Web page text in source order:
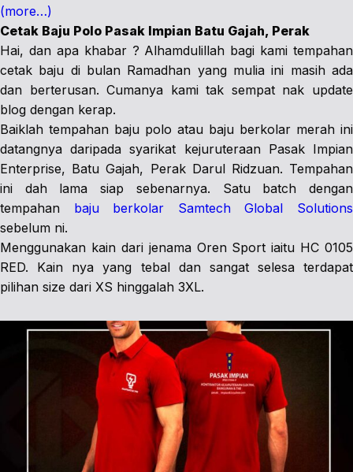
(more…)
Cetak Baju Polo Pasak Impian Batu Gajah, Perak
Hai, dan apa khabar ? Alhamdulillah bagi kami tempahan
cetak baju di bulan Ramadhan yang mulia ini masih ada
dan berterusan. Cumanya kami tak sempat nak update
blog dengan kerap.
Baiklah tempahan baju polo atau baju berkolar merah ini
datangnya daripada syarikat kejuruteraan Pasak Impian
Enterprise, Batu Gajah, Perak Darul Ridzuan. Tempahan
ini dah lama siap sebenarnya. Satu batch dengan
tempahan baju berkolar Samtech Global Solutions
sebelum ni.
Menggunakan kain dari jenama Oren Sport iaitu HC 0105
RED. Kain nya yang tebal dan sangat selesa terdapat
pilihan size dari XS hinggalah 3XL.